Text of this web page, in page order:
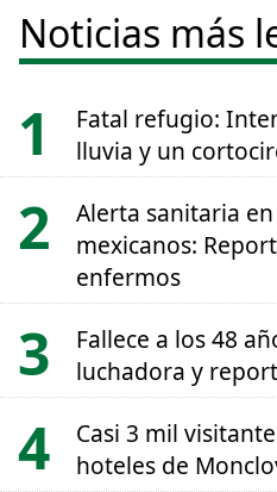
Noticias más
Fatal refugio:
lluvia y un
Alerta sanitaria
mexicanos:
enfermos
Fallece a los 48
luchadora y
Casi 3 mil
hoteles de